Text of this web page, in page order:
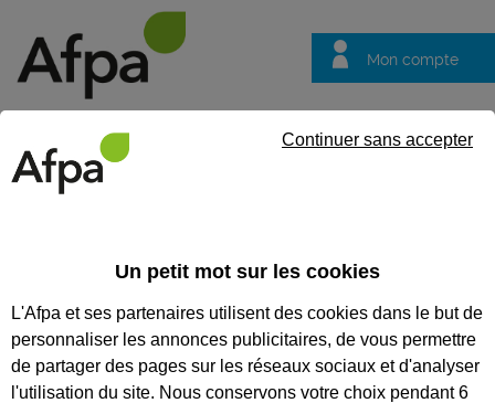
Mon compte
questions
RESTAURATEUR DE MEUBLES
D’ART, ANCIENS ET
CONTEMPORAINS
Un petit mot sur les cookies
L'Afpa et ses partenaires utilisent des cookies dans le but de
personnaliser les annonces publicitaires, de vous permettre
de partager des pages sur les réseaux sociaux et d'analyser
l'utilisation du site. Nous conservons votre choix pendant 6
Continuer sans accepter